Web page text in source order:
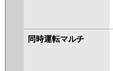
同時運転マルチ